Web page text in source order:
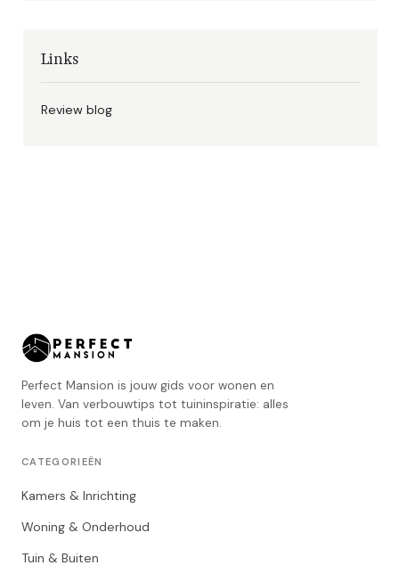
Links
Review blog
Perfect Mansion is jouw gids voor wonen en
leven. Van verbouwtips tot tuininspiratie: alles
om je huis tot een thuis te maken.
CATEGORIEËN
Kamers & Inrichting
Woning & Onderhoud
Tuin & Buiten